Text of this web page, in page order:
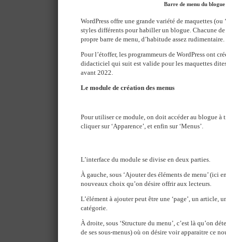
Barre de menu du blogue
WordPress offre une grande variété de maquettes (ou
styles différents pour habiller un blogue. Chacune de
propre barre de menu, d’habitude assez rudimentaire.
Pour l’étoffer, les programmeurs de WordPress ont
didacticiel qui suit est valide pour les maquettes dites
avant 2022.
Le module de création des menus
Pour utiliser ce module, on doit accéder au blogue à
cliquer sur ‘Apparence’, et enfin sur ‘Menus’.
L’interface du module se divise en deux parties.
À gauche, sous ‘Ajouter des éléments de menu’ (ici
nouveaux choix qu’on désire offrir aux lecteurs.
L’élément à ajouter peut être une ‘page’, un article,
catégorie.
À droite, sous ‘Structure du menu’, c’est là qu’on
de ses sous-menus) où on désire voir apparaitre ce